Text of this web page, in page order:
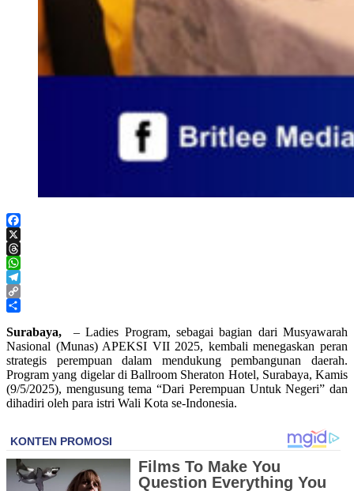
Facebook
X
Threads
WhatsApp
Telegram
Copy
Surabaya,
– Ladies Program, sebagai bagian dari Musyawarah
Nasional (Munas) APEKSI VII 2025, kembali menegaskan peran
strategis perempuan dalam mendukung pembangunan daerah.
Program yang digelar di Ballroom Sheraton Hotel, Surabaya, Kamis
(9/5/2025), mengusung tema “Dari Perempuan Untuk Negeri” dan
dihadiri oleh para istri Wali Kota se-Indonesia.